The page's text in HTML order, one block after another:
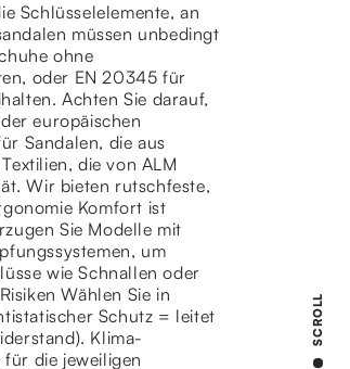
Schlüsselelemente, an
müssen unbedingt
ohne
oder EN 20345 für
Achten Sie darauf,
europäischen
Sandalen, die aus
die von ALM
Wir bieten rutschfeste,
Komfort ist
Sie Modelle mit
um
wie Schnallen oder
Wählen Sie in
Schutz = leitet
Klima-
die jeweiligen
SCROLL